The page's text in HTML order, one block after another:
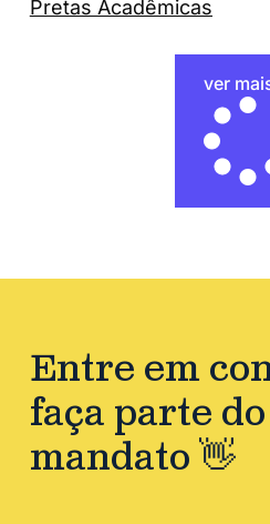
Pretas Acadêmicas
ver
Entre em
faça parte
mandato 👋